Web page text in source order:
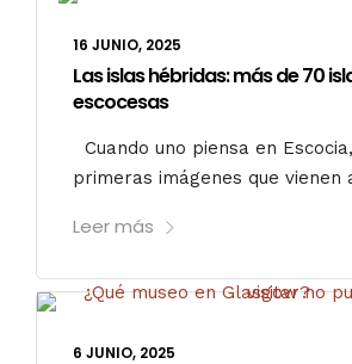
16 JUNIO, 2025
Las islas hébridas: más de 70
escocesas
Cuando uno piensa en
primeras imágenes que vienen
Leer más
6 JUNIO, 2025